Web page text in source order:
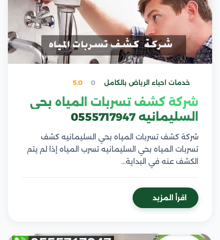
خدمات احياء الرياض بالكامل 0
5.0
شركة كشف تسربات المياه بحي
السليمانيه 0555717947
شركة كشف تسربات المياه بحي السليمانيه كشف
تسربات المياه بحي السليمانيه تسرب المياه إذا لم يتم
الكشف عنه في البداية…
اقرأ المزيد